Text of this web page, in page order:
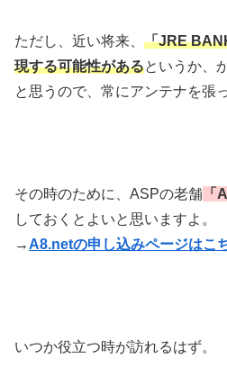
ただし、近い将来、 「JRE
現する可能性があるというか、
と思うので、常にアンテナを張
その時のために、ASPの老舗 「
しておくとよいと思いますよ。
→ A8.netの申し込みページはこ
いつか役立つ時が訪れるはず。